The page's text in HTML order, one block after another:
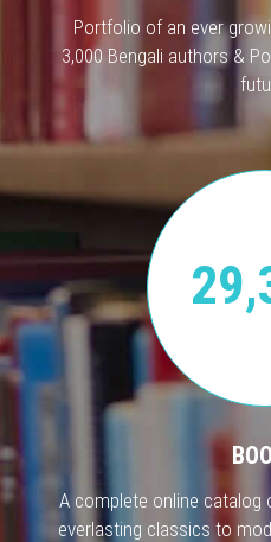
Portfolio of an ever
3,000 Bengali authors &
A complete online catalog
everlasting classics to